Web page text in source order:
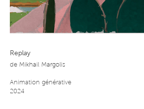
Replay
de Mikhail Margolis
Animation générative
2024